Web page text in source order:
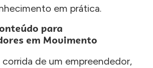
em prática.
para
em Movimento
de um empreendedor,